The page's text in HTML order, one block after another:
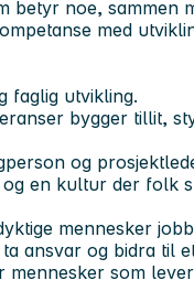
betyr noe, sammen
med
faglig utvikling.
bygger tillit,
og
en kultur der folk
mennesker
ansvar og bidra til
mennesker som